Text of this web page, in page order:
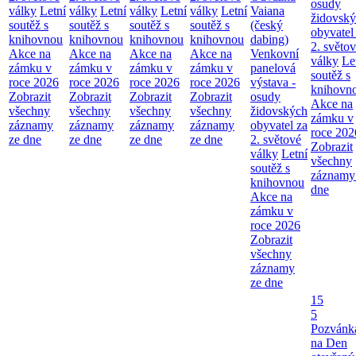
války Letní
soutěž s
knihovnou
Akce na
zámku v
roce 2026
Zobrazit
všechny
záznamy
ze dne
války Letní
soutěž s
knihovnou
Akce na
zámku v
roce 2026
Zobrazit
všechny
záznamy
ze dne
války Letní
soutěž s
knihovnou
Akce na
zámku v
roce 2026
Zobrazit
všechny
záznamy
ze dne
války Letní
soutěž s
knihovnou
Akce na
zámku v
roce 2026
Zobrazit
všechny
záznamy
ze dne
Vaiana
(český
dabing)
Venkovní
panelová
výstava -
osudy
židovských
obyvatel za
2. světové
války Letní
soutěž s
knihovnou
Akce na
zámku v
roce 2026
Zobrazit
všechny
záznamy
ze dne
osudy
obyvatel
2.
války
soutěž s
Akce na
zámku v
roce
Zobrazit
všechny
dne
15
5
na Den